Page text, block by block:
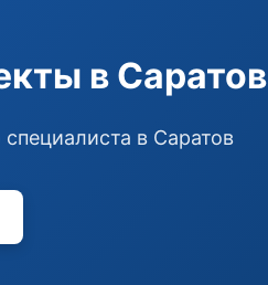
в Саратов
в Саратов